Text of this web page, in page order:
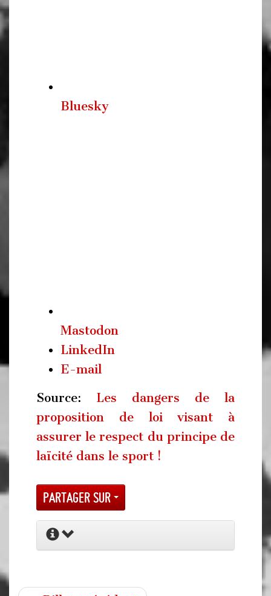
Bluesky
Mastodon
LinkedIn
E-mail
Source: Les dangers de la
proposition de loi visant à
assurer le respect du principe de
laïcité dans le sport !
Partager sur